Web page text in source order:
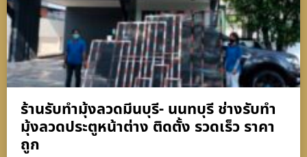
ร้านรับทำมุ้งลวดมีนบุรี- นนทบุรี ช่างรับทำ
มุ้งลวดประตูหน้าต่าง ติดตั้ง รวดเร็ว ราคา
ถูก